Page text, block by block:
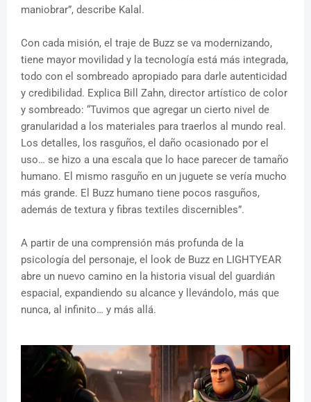
maniobrar”, describe Kalal.
Con cada misión, el traje de Buzz se va modernizando,
tiene mayor movilidad y la tecnología está más integrada,
todo con el sombreado apropiado para darle autenticidad
y credibilidad. Explica Bill Zahn, director artístico de color
y sombreado: “Tuvimos que agregar un cierto nivel de
granularidad a los materiales para traerlos al mundo real.
Los detalles, los rasguños, el daño ocasionado por el
uso… se hizo a una escala que lo hace parecer de tamaño
humano. El mismo rasguño en un juguete se vería mucho
más grande. El Buzz humano tiene pocos rasguños,
además de textura y fibras textiles discernibles”.
A partir de una comprensión más profunda de la
psicología del personaje, el look de Buzz en LIGHTYEAR
abre un nuevo camino en la historia visual del guardián
espacial, expandiendo su alcance y llevándolo, más que
nunca, al infinito… y más allá.